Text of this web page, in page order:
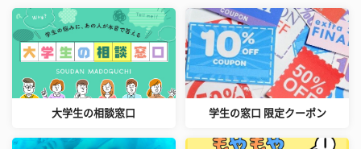
大学生の相談窓口 学生の窓口 限定クーポン